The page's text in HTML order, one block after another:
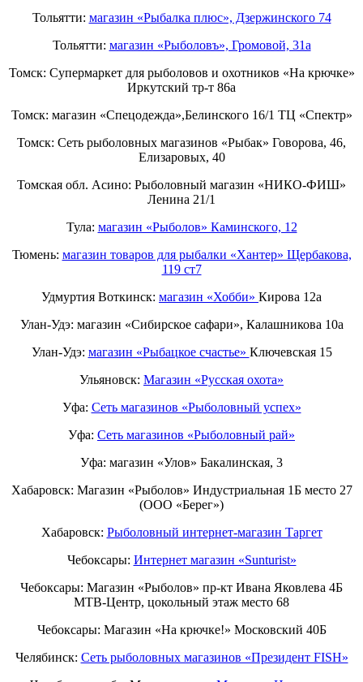
Тольятти: магазин «Рыбалка плюс», Дзержинского 74
Тольятти: магазин «Рыболовъ», Громовой, 31а
Томск: Супермаркет для рыболовов и охотников «На крючке»
Иркутский тр-т 86а
Томск: магазин «Спецодежда»,Белинского 16/1 ТЦ «Спектр»
Томск: Сеть рыболовных магазинов «Рыбак» Говорова, 46,
Елизаровых, 40
Томская обл. Асино: Рыболовный магазин «НИКО-ФИШ»
Ленина 21/1
Тула: магазин «Рыболов» Каминского, 12
Тюмень: магазин товаров для рыбалки «Хантер» Щербакова,
119 ст7
Удмуртия Воткинск: магазин «Хобби» Кирова 12а
Улан-Удэ: магазин «Сибирское сафари», Калашникова 10а
Улан-Удэ: магазин «Рыбацкое счастье» Ключевская 15
Ульяновск: Магазин «Русская охота»
Уфа: Сеть магазинов «Рыболовный успех»
Уфа: Сеть магазинов «Рыболовный рай»
Уфа: магазин «Улов» Бакалинская, 3
Хабаровск: Магазин «Рыболов» Индустриальная 1Б место 27
(ООО «Берег»)
Хабаровск: Рыболовный интернет-магазин Таргет
Чебоксары: Интернет магазин «Sunturist»
Чебоксары: Магазин «Рыболов» пр-кт Ивана Яковлева 4Б
МТВ-Центр, цокольный этаж место 68
Чебоксары: Магазин «На крючке!» Московский 40Б
Челябинск: Сеть рыболовных магазинов «Президент FISH»